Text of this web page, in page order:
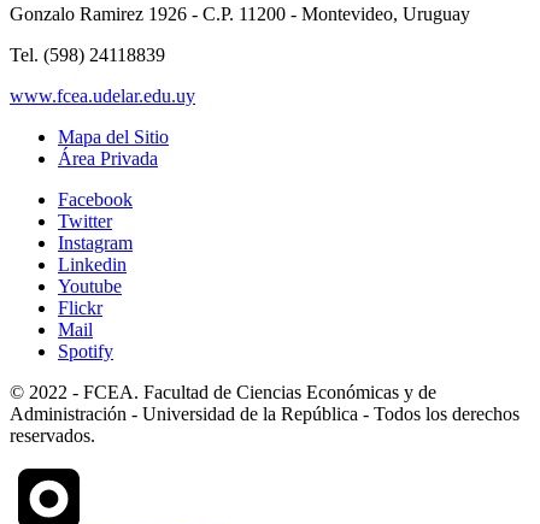
Gonzalo Ramirez 1926 - C.P. 11200 - Montevideo, Uruguay
Tel. (598) 24118839
www.fcea.udelar.edu.uy
Mapa del Sitio
Área Privada
Facebook
Twitter
Instagram
Linkedin
Youtube
Flickr
Mail
Spotify
© 2022 - FCEA. Facultad de Ciencias Económicas y de
Administración - Universidad de la República - Todos los derechos
reservados.